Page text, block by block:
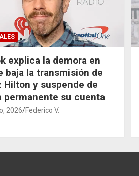
explica la demora en
baja la transmisión de
Hilton y suspende de
permanente su cuenta
2026 Federico V.